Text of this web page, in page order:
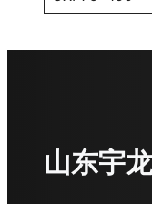
山东宇